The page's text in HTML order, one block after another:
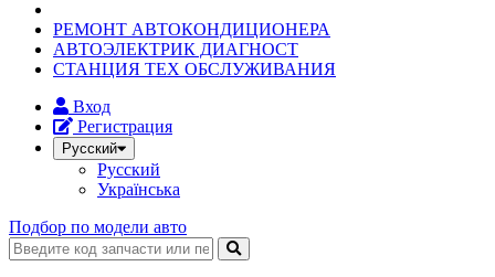
РЕМОНТ АВТОКОНДИЦИОНЕРА
АВТОЭЛЕКТРИК ДИАГНОСТ
СТАНЦИЯ ТЕХ ОБСЛУЖИВАНИЯ
Вход
Регистрация
Русский
Русский
Українська
Подбор по модели авто